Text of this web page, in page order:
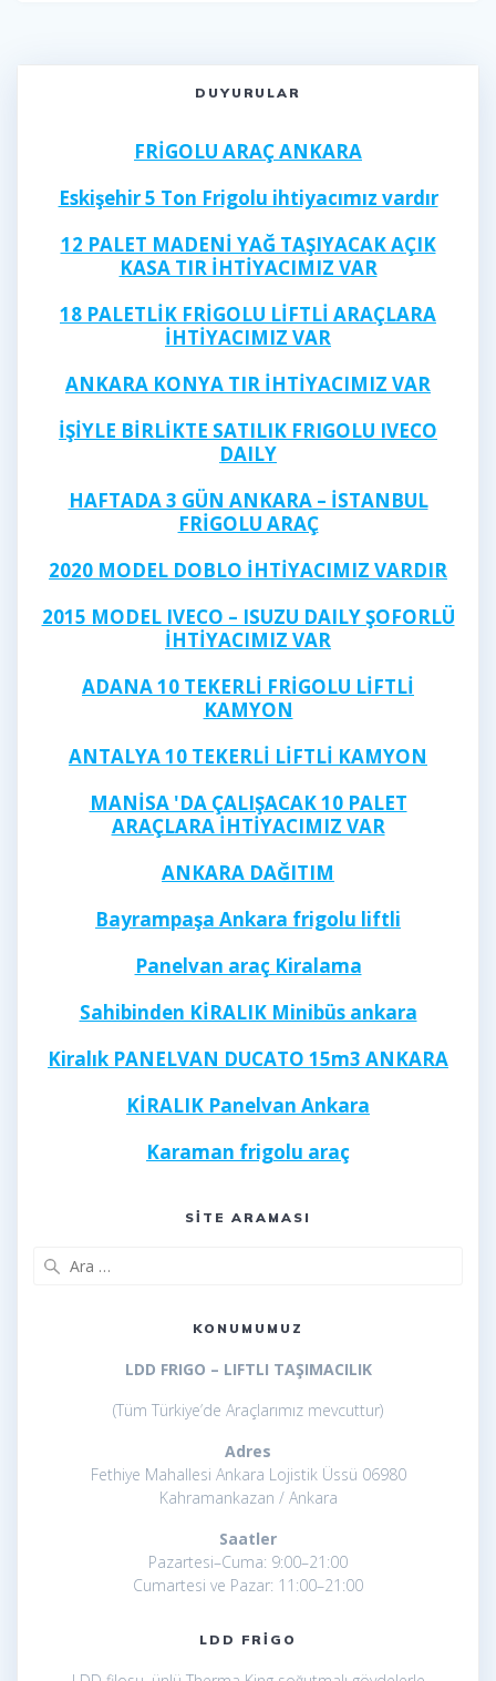
DUYURULAR
FRİGOLU ARAÇ ANKARA
Eskişehir 5 Ton Frigolu ihtiyacımız vardır
12 PALET MADENİ YAĞ TAŞIYACAK AÇIK
KASA TIR İHTİYACIMIZ VAR
18 PALETLİK FRİGOLU LİFTLİ ARAÇLARA
İHTİYACIMIZ VAR
ANKARA KONYA TIR İHTİYACIMIZ VAR
İŞİYLE BİRLİKTE SATILIK FRIGOLU IVECO
DAILY
HAFTADA 3 GÜN ANKARA – İSTANBUL
FRİGOLU ARAÇ
2020 MODEL DOBLO İHTİYACIMIZ VARDIR
2015 MODEL IVECO – ISUZU DAILY ŞOFORLÜ
İHTİYACIMIZ VAR
ADANA 10 TEKERLİ FRİGOLU LİFTLİ
KAMYON
ANTALYA 10 TEKERLİ LİFTLİ KAMYON
MANİSA 'DA ÇALIŞACAK 10 PALET
ARAÇLARA İHTİYACIMIZ VAR
ANKARA DAĞITIM
Bayrampaşa Ankara frigolu liftli
Panelvan araç Kiralama
Sahibinden KİRALIK Minibüs ankara
Kiralık PANELVAN DUCATO 15m3 ANKARA
KİRALIK Panelvan Ankara
Karaman frigolu araç
SITE ARAMASI
KONUMUMUZ
LDD FRIGO – LIFTLI TAŞIMACILIK
(Tüm Türkiye’de Araçlarımız mevcuttur)
Adres
Fethiye Mahallesi Ankara Lojistik Üssü 06980
Kahramankazan / Ankara
Saatler
Pazartesi–Cuma: 9:00–21:00
Cumartesi ve Pazar: 11:00–21:00
LDD FRIGO